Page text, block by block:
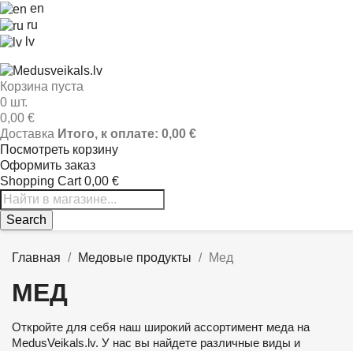
en
ru
lv
Корзина пуста
0 шт.
0,00 €
Доставка Итого, к оплате: 0,00 €
Посмотреть корзину
Оформить заказ
Shopping Cart 0,00 €
Search
Главная Медовые продукты Meд
MEД
Откройте для себя наш широкий ассортимент меда на
MedusVeikals.lv. У нас вы найдете различные виды и